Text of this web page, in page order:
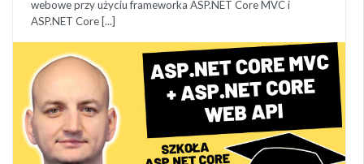
webowe przy użyciu frameworka ASP.NET Core MVC i
ASP.NET Core [...]